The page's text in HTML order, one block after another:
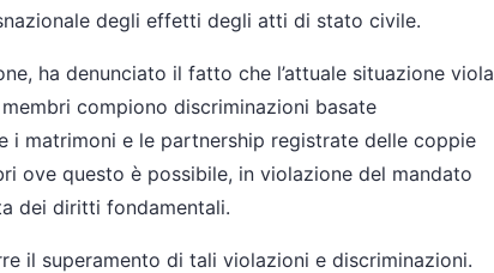
degli effetti degli atti di stato civile.
ha denunciato il fatto che l’attuale situazione viola
compiono discriminazioni basate
i matrimoni e le partnership registrate delle coppie
ove questo è possibile, in violazione del mandato
dei diritti fondamentali.
il superamento di tali violazioni e discriminazioni.